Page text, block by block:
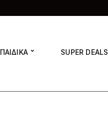
ΠΑΙΔΙΚΑ SUPER DEALS